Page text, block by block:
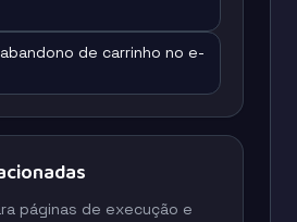
de carrinho no e-
páginas de execução e